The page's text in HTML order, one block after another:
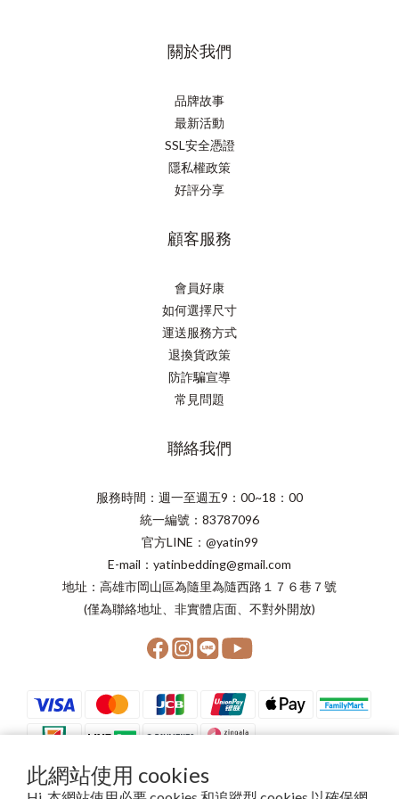
此網站使用 cookies
關於我們
品牌故事
最新活動
SSL安全憑證
隱私權政策
好評分享
顧客服務
會員好康
如何選擇尺寸
運送服務方式
退換貨政策
防詐騙宣導
常見問題
聯絡我們
服務時間：週一至週五9：00~18：00
統一編號：83787096
官方LINE：@yatin99
E-mail：yatinbedding@gmail.com
地址：高雄市岡山區為隨里為隨西路１７６巷７號
(僅為聯絡地址、非實體店面、不對外開放)